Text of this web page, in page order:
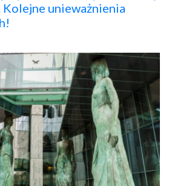
Kolejne unieważnienia